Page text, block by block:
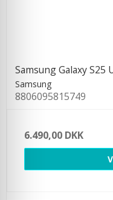
Samsung Galaxy S25
Samsung
8806095815749
6.490,00 DKK